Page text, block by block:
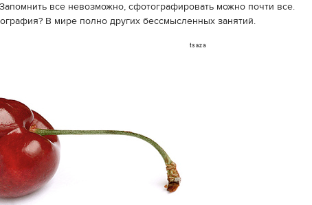
все невозможно, сфотографировать можно почти все.
В мире полно других бессмысленных занятий.